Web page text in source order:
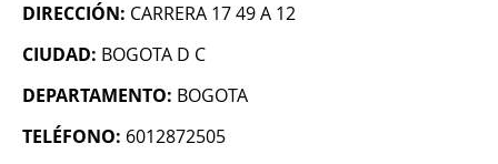
DIRECCIÓN: CARRERA 17 49 A 12
CIUDAD: BOGOTA D C
DEPARTAMENTO: BOGOTA
TELÉFONO: 6012872505